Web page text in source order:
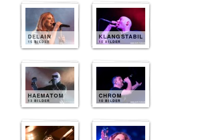
DELAIN
15 BILDER
KLANGSTABIL
10 BILDER
HAEMATOM
13 BILDER
CHROM
10 BILDER